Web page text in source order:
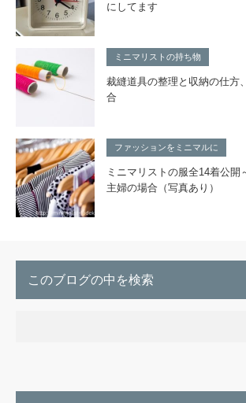
にしてます
ミニマリストの持ち物
裁縫道具の整理と収納の仕方
合
ファッションをミニマルに
ミニマリストの服全14着公開
主婦の場合（写真あり）
このブログの中を検索